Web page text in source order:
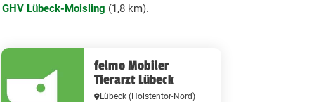
GHV Lübeck-Moisling (1,8 km).
felmo Mobiler
Tierarzt Lübeck
Lübeck (Holstentor-Nord)